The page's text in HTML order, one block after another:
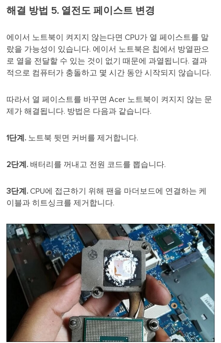
해결 방법 5. 열전도 페이스트 변경
에이서 노트북이 켜지지 않는다면 CPU가 열 페이스트를 말
랐을 가능성이 있습니다. 에이서 노트북은 칩에서 방열판으
로 열을 전달할 수 있는 것이 없기 때문에 과열됩니다. 결과
적으로 컴퓨터가 충돌하고 몇 시간 동안 시작되지 않습니다.
따라서 열 페이스트를 바꾸면 Acer 노트북이 켜지지 않는 문
제가 해결됩니다. 방법은 다음과 같습니다.
1단계. 노트북 뒷면 커버를 제거합니다.
2단계. 배터리를 꺼내고 전원 코드를 뽑습니다.
3단계. CPU에 접근하기 위해 팬을 마더보드에 연결하는 케
이블과 히트싱크를 제거합니다.